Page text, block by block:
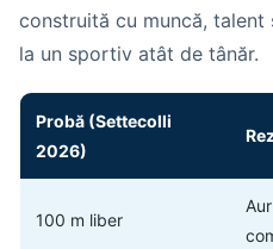
construită cu muncă,
la un sportiv atât de tânăr.
Probă (Settecolli
2026)
100 m liber